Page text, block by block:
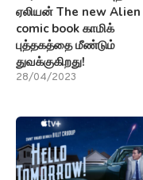
ஏலியன் The new Alien
comic book காமிக்
புத்தகத்தை மீண்டும்
துவக்குகிறது!
28/04/2023